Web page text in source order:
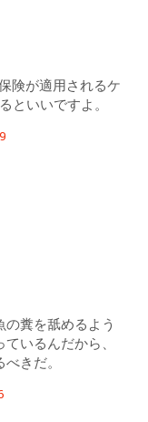
険が適用されるケ
といいですよ。
糞を舐めるよう
いるんだから、
きだ。